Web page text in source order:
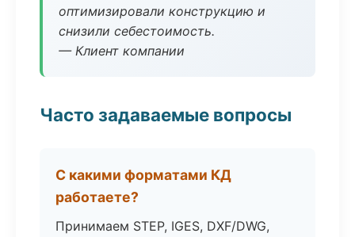
оптимизировали конструкцию и
снизили себестоимость.
— Клиент компании
Часто задаваемые вопросы
С какими форматами КД
работаете?
Принимаем STEP, IGES, DXF/DWG,